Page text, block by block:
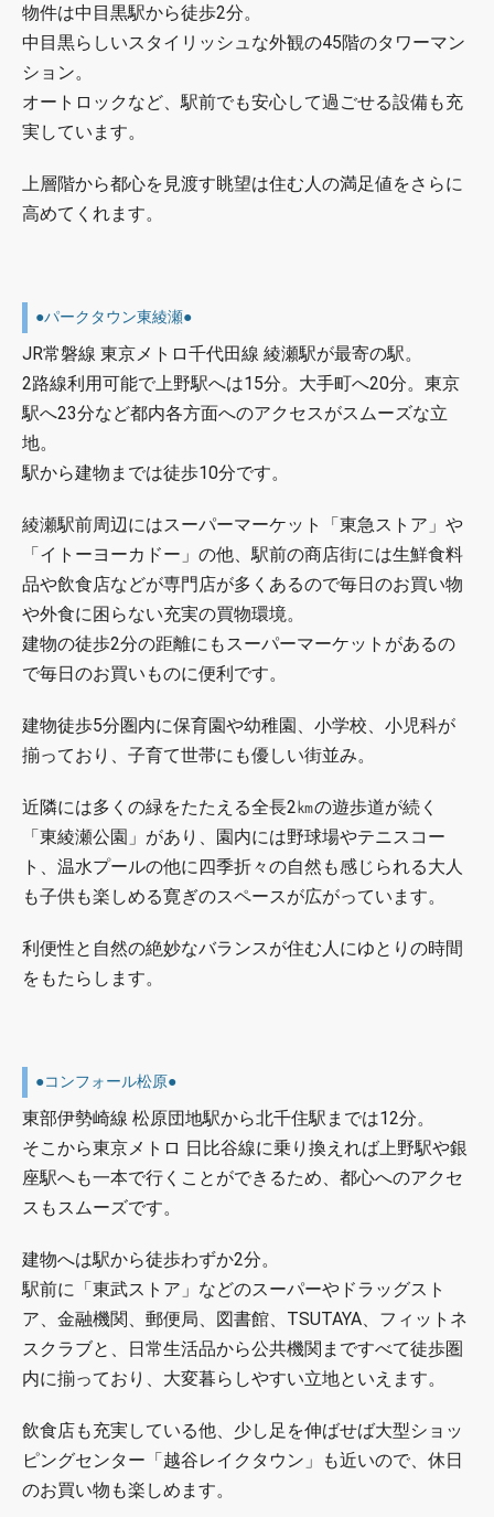
物件は中目黒駅から徒歩2分。
中目黒らしいスタイリッシュな外観の45階のタワーマン
ション。
オートロックなど、駅前でも安心して過ごせる設備も充
実しています。
上層階から都心を見渡す眺望は住む人の満足値をさらに
高めてくれます。
●パークタウン東綾瀬●
JR常磐線 東京メトロ千代田線 綾瀬駅が最寄の駅。
2路線利用可能で上野駅へは15分。大手町へ20分。東京
駅へ23分など都内各方面へのアクセスがスムーズな立
地。
駅から建物までは徒歩10分です。
綾瀬駅前周辺にはスーパーマーケット「東急ストア」や
「イトーヨーカドー」の他、駅前の商店街には生鮮食料
品や飲食店などが専門店が多くあるので毎日のお買い物
や外食に困らない充実の買物環境。
建物の徒歩2分の距離にもスーパーマーケットがあるの
で毎日のお買いものに便利です。
建物徒歩5分圏内に保育園や幼稚園、小学校、小児科が
揃っており、子育て世帯にも優しい街並み。
近隣には多くの緑をたたえる全長2㎞の遊歩道が続く
「東綾瀬公園」があり、園内には野球場やテニスコー
ト、温水プールの他に四季折々の自然も感じられる大人
も子供も楽しめる寛ぎのスペースが広がっています。
利便性と自然の絶妙なバランスが住む人にゆとりの時間
をもたらします。
●コンフォール松原●
東部伊勢崎線 松原団地駅から北千住駅までは12分。
そこから東京メトロ 日比谷線に乗り換えれば上野駅や銀
座駅へも一本で行くことができるため、都心へのアクセ
スもスムーズです。
建物へは駅から徒歩わずか2分。
駅前に「東武ストア」などのスーパーやドラッグスト
ア、金融機関、郵便局、図書館、TSUTAYA、フィットネ
スクラブと、日常生活品から公共機関まですべて徒歩圏
内に揃っており、大変暮らしやすい立地といえます。
飲食店も充実している他、少し足を伸ばせば大型ショッ
ピングセンター「越谷レイクタウン」も近いので、休日
のお買い物も楽しめます。